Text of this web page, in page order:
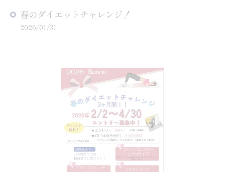
春のダイエットチャレンジ！
2026/01/31